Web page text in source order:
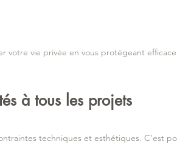
votre vie privée en vous protégeant
à tous les projets
techniques et esthétiques. C’est